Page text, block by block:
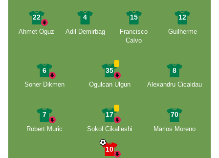
22
Ahmet Oguz
4
Adil Demirbag
15
Francisco
Calvo
12
Guilherme
6
Soner Dikmen
35
Ogulcan Ulgun
8
Alexandru Cicaldau
7
Robert Muric
17
Sokol Cikalleshi
70
Marlos Moreno
10